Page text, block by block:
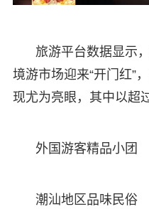
旅游平台数据显示
境游市场迎来“开门红”
现尤为亮眼，其中以超
外国游客精品小团
潮汕地区品味民俗